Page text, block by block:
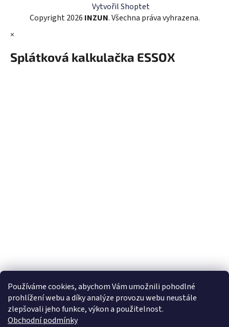
Používáme cookies, abychom Vám umožnili pohodlné
prohlížení webu a díky analýze provozu webu neustále
zlepšovali jeho funkce, výkon a použitelnost.
Obchodní podmínky
Vytvořil Shoptet
Copyright 2026 INZUN. Všechna práva vyhrazena.
×
Splátková kalkulačka ESSOX